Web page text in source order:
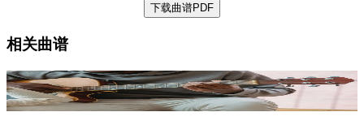
下载曲谱PDF
相关曲谱